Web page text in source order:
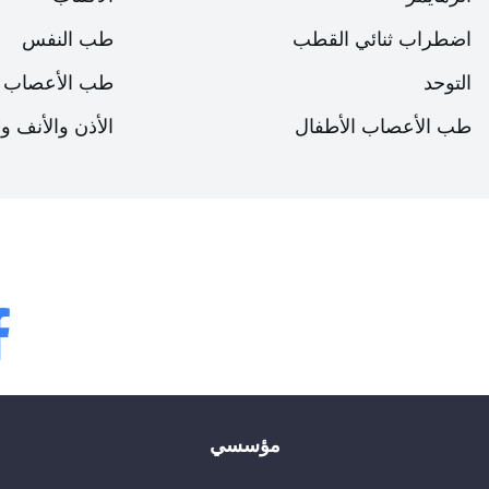
اضطراب ثنائي القطب
التوحد
طب الأعصاب الأطفال
طب النفس
طب الأعصاب
الأذن والأنف
مؤسسي